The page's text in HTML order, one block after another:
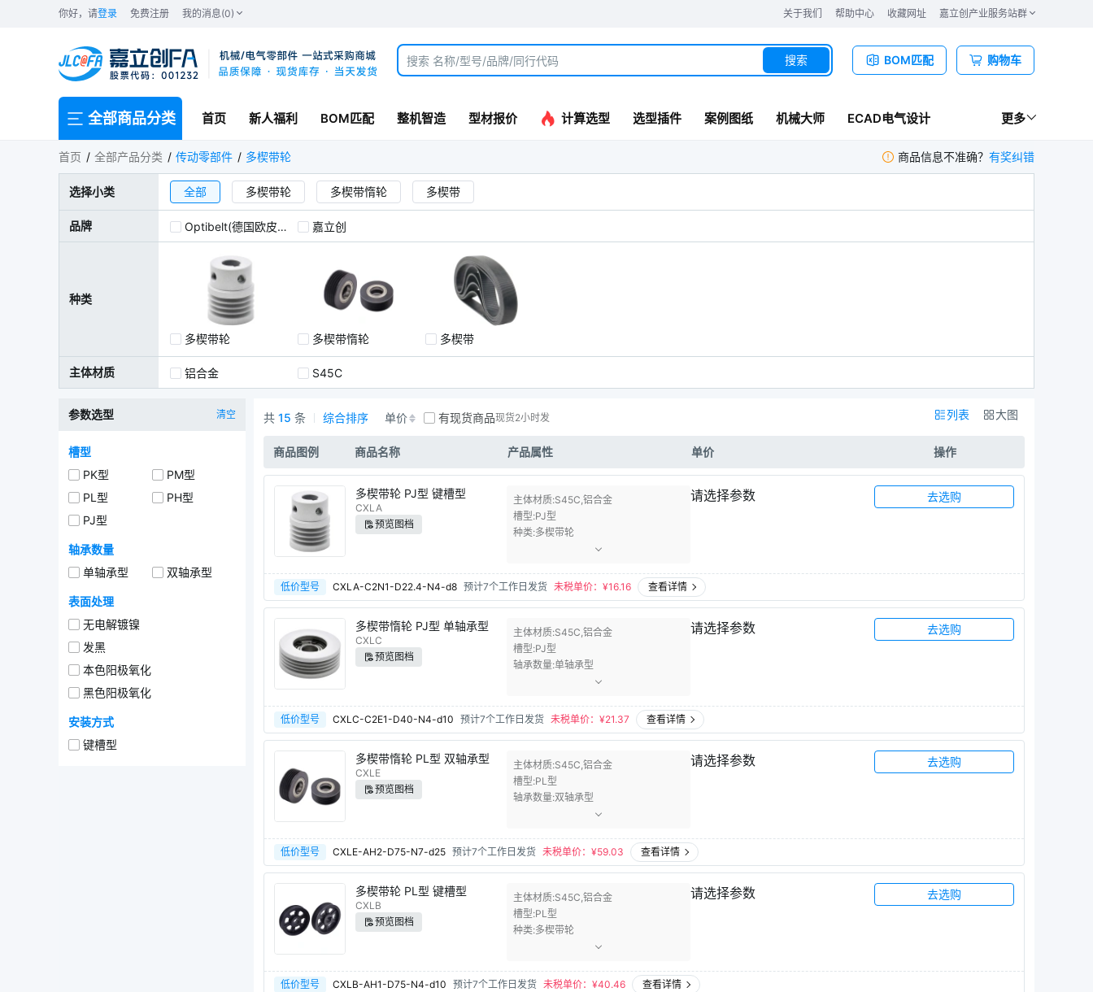
你好，请登录 免费注册 我的消息(0) 关于我们 帮助中心 收藏网址 嘉立创产业服务站群
BOM匹配 购物车
搜索
全部商品分类 首页 新人福利 BOM匹配 整机智造 型材报价 计算选型 选型插件 案例图纸 机械大师 ECAD电气设计 更多
首页 全部产品分类 传动零部件 多楔带轮 商品信息不准确？ 有奖纠错
选择小类 全部 多楔带轮 多楔带惰轮 多楔带
品牌 Optibelt(德国欧皮特) 嘉立创
种类
多楔带轮 多楔带惰轮 多楔带
主体材质 铝合金 S45C
参数选型 清空
槽型
PK型
PM型
PL型
PH型
PJ型
轴承数量
单轴承型
双轴承型
表面处理
无电解镀镍
发黑
本色阳极氧化
黑色阳极氧化
安装方式
键槽型
多楔带轮商品列表
共 15 条 综合排序 单价 有现货商品现货2小时发 列表 大图
商品图例 商品名称 产品属性 单价 操作
多楔带轮 PJ型 键槽型
CXLA
预览图档
主体材质 S45C,铝合金
槽型 PJ型
种类 多楔带轮
请选择参数 去选购
低价型号 CXLA-C2N1-D22.4-N4-d8 预计7个工作日发货 未税单价：¥16.16 查看详情
多楔带惰轮 PJ型 单轴承型
CXLC
预览图档
主体材质 S45C,铝合金
槽型 PJ型
轴承数量 单轴承型
请选择参数 去选购
低价型号 CXLC-C2E1-D40-N4-d10 预计7个工作日发货 未税单价：¥21.37 查看详情
多楔带惰轮 PL型 双轴承型
CXLE
预览图档
主体材质 S45C,铝合金
槽型 PL型
轴承数量 双轴承型
请选择参数 去选购
低价型号 CXLE-AH2-D75-N7-d25 预计7个工作日发货 未税单价：¥59.03 查看详情
多楔带轮 PL型 键槽型
CXLB
预览图档
主体材质 S45C,铝合金
槽型 PL型
种类 多楔带轮
请选择参数 去选购
低价型号 CXLB-AH1-D75-N4-d10 预计7个工作日发货 未税单价：¥40.46 查看详情